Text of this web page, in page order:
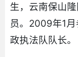
生，云南保山
员。2009年1
政执法队队长。